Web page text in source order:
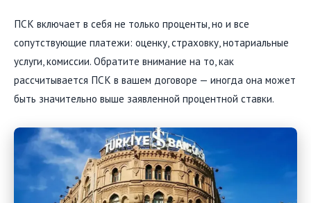
ПСК включает в себя не только проценты, но и все
сопутствующие платежи: оценку, страховку, нотариальные
услуги, комиссии. Обратите внимание на то, как
рассчитывается ПСК в вашем договоре — иногда она может
быть значительно выше заявленной процентной ставки.